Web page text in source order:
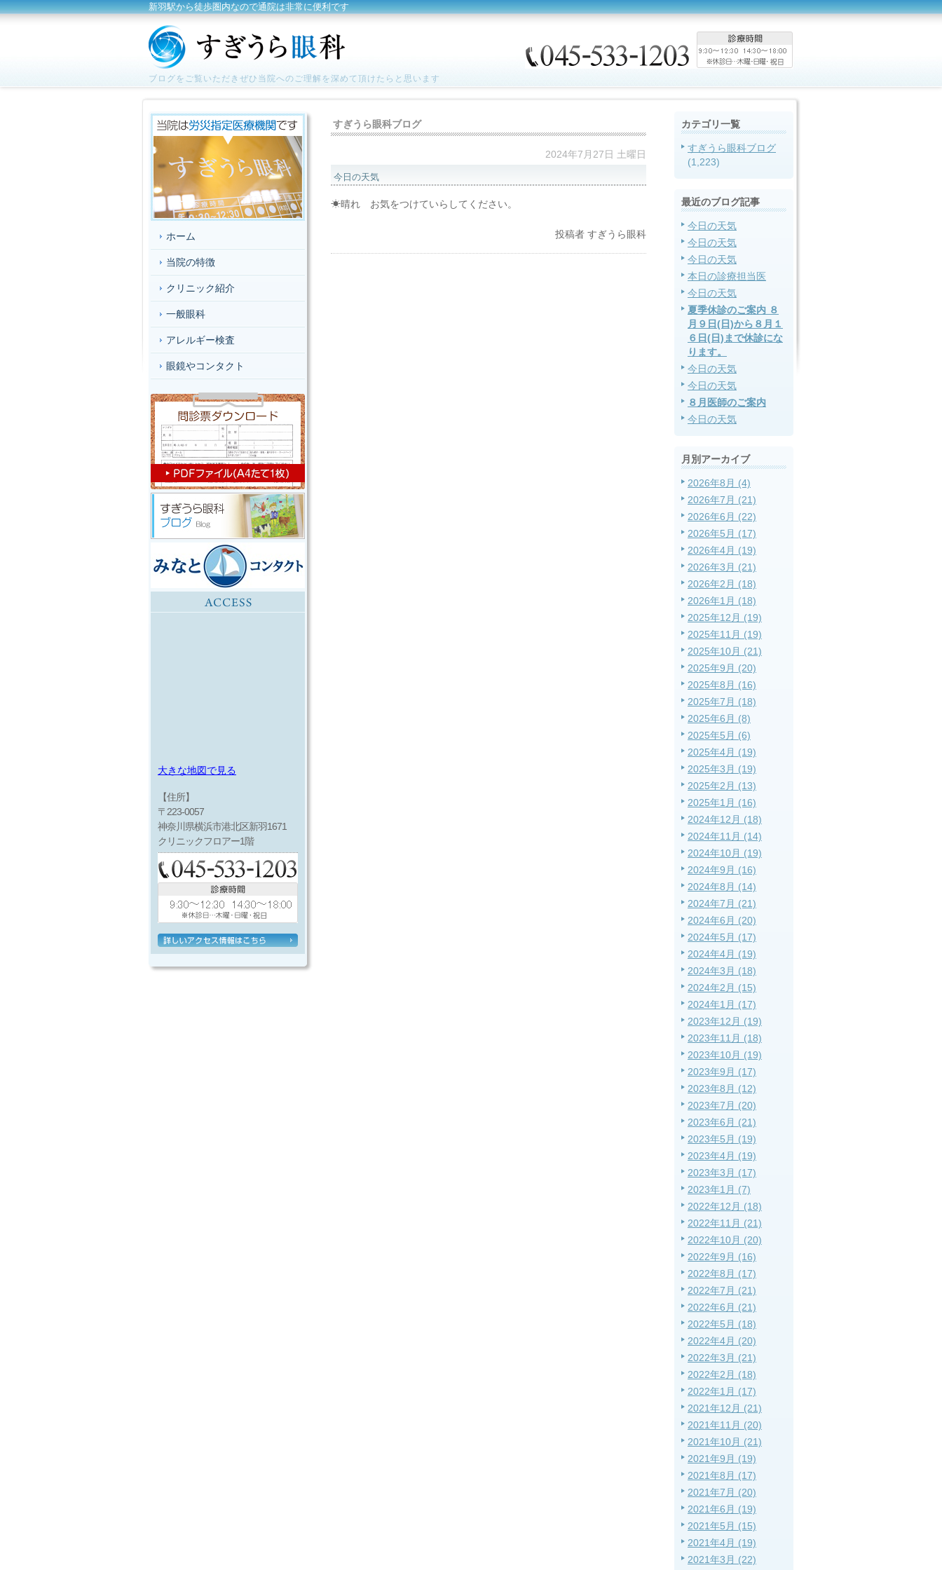
新羽駅から徒歩圏内なので通院は非常に便利です
ブログをご覧いただきぜひ当院へのご理解を深めて頂けたらと思います
すぎうら眼科ブログ
2024年7月27日 土曜日
今日の天気
☀晴れ お気をつけていらしてください。
投稿者 すぎうら眼科
カテゴリ一覧
すぎうら眼科ブログ
(1,223)
最近のブログ記事
今日の天気
今日の天気
今日の天気
本日の診療担当医
今日の天気
夏季休診のご案内 ８
月９日(日)から８月１
６日(日)まで休診にな
ります。
今日の天気
今日の天気
８月医師のご案内
今日の天気
月別アーカイブ
2026年8月 (4)
2026年7月 (21)
2026年6月 (22)
2026年5月 (17)
2026年4月 (19)
2026年3月 (21)
2026年2月 (18)
2026年1月 (18)
2025年12月 (19)
2025年11月 (19)
2025年10月 (21)
2025年9月 (20)
2025年8月 (16)
2025年7月 (18)
2025年6月 (8)
2025年5月 (6)
2025年4月 (19)
2025年3月 (19)
2025年2月 (13)
2025年1月 (16)
2024年12月 (18)
2024年11月 (14)
2024年10月 (19)
2024年9月 (16)
2024年8月 (14)
2024年7月 (21)
2024年6月 (20)
2024年5月 (17)
2024年4月 (19)
2024年3月 (18)
2024年2月 (15)
2024年1月 (17)
2023年12月 (19)
2023年11月 (18)
2023年10月 (19)
2023年9月 (17)
2023年8月 (12)
2023年7月 (20)
2023年6月 (21)
2023年5月 (19)
2023年4月 (19)
2023年3月 (17)
2023年1月 (7)
2022年12月 (18)
2022年11月 (21)
2022年10月 (20)
2022年9月 (16)
2022年8月 (17)
2022年7月 (21)
2022年6月 (21)
2022年5月 (18)
2022年4月 (20)
2022年3月 (21)
2022年2月 (18)
2022年1月 (17)
2021年12月 (21)
2021年11月 (20)
2021年10月 (21)
2021年9月 (19)
2021年8月 (17)
2021年7月 (20)
2021年6月 (19)
2021年5月 (15)
2021年4月 (19)
2021年3月 (22)
ホーム
当院の特徴
クリニック紹介
一般眼科
アレルギー検査
眼鏡やコンタクト
大きな地図で見る
【住所】
〒223-0057
神奈川県横浜市港北区新羽1671
クリニックフロアー1階